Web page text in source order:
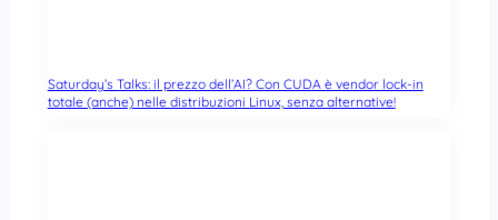
Saturday’s Talks: il prezzo dell’AI? Con CUDA è vendor lock-in
totale (anche) nelle distribuzioni Linux, senza alternative!